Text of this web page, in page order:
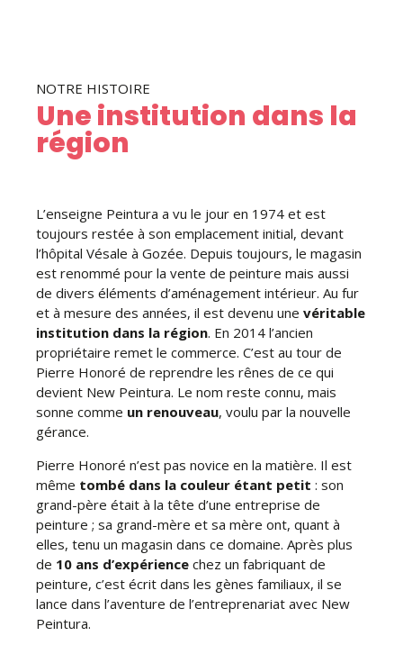
NOTRE HISTOIRE
Une institution dans la
région
L’enseigne Peintura a vu le jour en 1974 et est
toujours restée à son emplacement initial, devant
l’hôpital Vésale à Gozée. Depuis toujours, le magasin
est renommé pour la vente de peinture mais aussi
de divers éléments d’aménagement intérieur. Au fur
et à mesure des années, il est devenu une véritable
institution dans la région. En 2014 l’ancien
propriétaire remet le commerce. C’est au tour de
Pierre Honoré de reprendre les rênes de ce qui
devient New Peintura. Le nom reste connu, mais
sonne comme un renouveau, voulu par la nouvelle
gérance.
Pierre Honoré n’est pas novice en la matière. Il est
même tombé dans la couleur étant petit : son
grand-père était à la tête d’une entreprise de
peinture ; sa grand-mère et sa mère ont, quant à
elles, tenu un magasin dans ce domaine. Après plus
de 10 ans d’expérience chez un fabriquant de
peinture, c’est écrit dans les gènes familiaux, il se
lance dans l’aventure de l’entreprenariat avec New
Peintura.